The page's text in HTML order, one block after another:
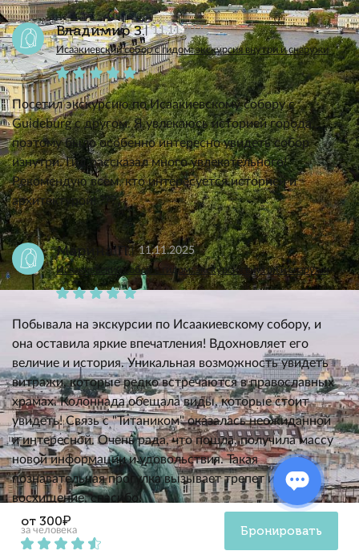
Владимир З. 11.11.2025
Исаакиевский собор с гидом: экскурсия внутри и снаружи
Посетил экскурсию по Исаакиевскому собору с
Guideburg с другом. Я увлекаюсь историей города,
поэтому было особенно интересно увидеть собор
изнутри. Гид рассказал много увлекательного!
Рекомендую всем, кто интересуется историей и
архитектурой! ??️?
Марина П. 11.11.2025
Исаакиевский собор с гидом: экскурсия внутри и снаружи
Побывала на экскурсии по Исаакиевскому собору, и
она оставила яркие впечатления! Вдохновляет его
величие и история. Уникальная возможность увидеть
витражи, которые редко встречаются в православных
храмах. Колоннада обещала виды, которые стоит
увидеть! Связь с "Титаником" оказалась неожиданной
и интересной. Очень рада, что пошла, получила массу
новой информации и удовольствия. Такая
познавательная прогулка вызывает трепет и
восхищение, спасибо!
Таисия П.
от 300₽
за человека Бронировать